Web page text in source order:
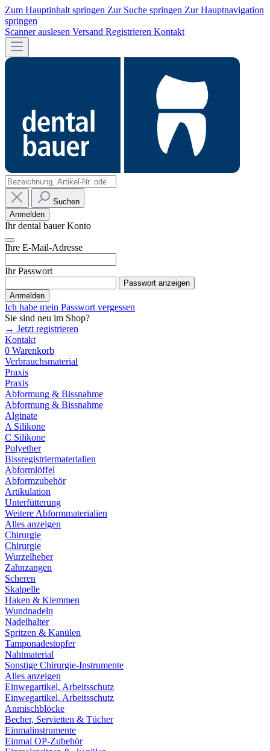
Zum Hauptinhalt springen Zur Suche springen Zur Hauptnavigation
springen
Scanner auslesen Versand Registrieren Kontakt
Suchen
Anmelden
Ihr dental bauer Konto
Ihre E-Mail-Adresse
Ihr Passwort
Passwort anzeigen
Anmelden
Ich habe mein Passwort vergessen
Sie sind neu im Shop?
→ Jetzt registrieren
Kontakt
0 Warenkorb
Verbrauchsmaterial
Praxis
Praxis
Abformung & Bissnahme
Abformung & Bissnahme
Alginate
A Silikone
C Silikone
Polyether
Bissregistriermaterialien
Abformlöffel
Abformzubehör
Artikulation
Unterfütterung
Weitere Abformmaterialien
Alles anzeigen
Chirurgie
Chirurgie
Wurzelheber
Zahnzangen
Scheren
Skalpelle
Haken & Klemmen
Wundnadeln
Nadelhalter
Spritzen & Kanülen
Tamponadestopfer
Nahtmaterial
Sonstige Chirurgie-Instrumente
Alles anzeigen
Einwegartikel, Arbeitsschutz
Einwegartikel, Arbeitsschutz
Anmischblöcke
Becher, Servietten & Tücher
Einmalinstrumente
Einmal OP-Zubehör